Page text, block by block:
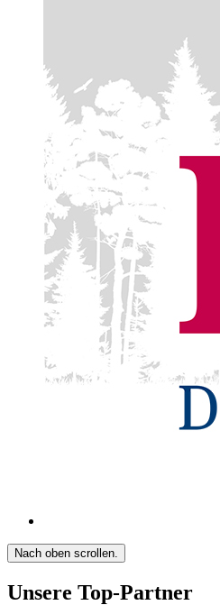
Nach oben scrollen.
Unsere Top-Partner